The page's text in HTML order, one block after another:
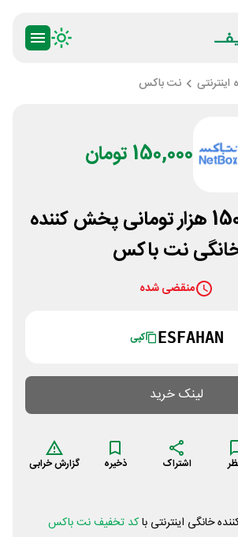
نت باکس
150,000 تومان
کد تخفیف 150 هزار تومانی پخش کننده
نت باکس
منقضی شده
ESFAHAN کپی
لینک خرید
اشتراک ذخیره گزارش خرابی
خانگی اینترنتی باکد تخفیف نت باکس